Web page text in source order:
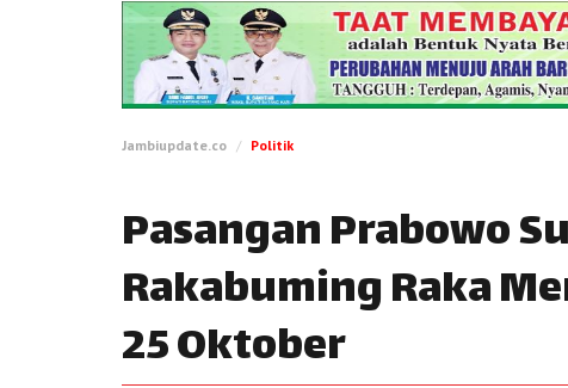
Jambiupdate.co Politik
Pasangan Prabowo
Rakabuming Raka
25 Oktober